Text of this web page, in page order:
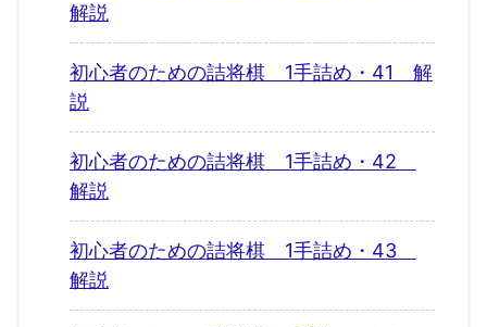
解説
初心者のための詰将棋 1手詰め・41 解
説
初心者のための詰将棋 1手詰め・42
解説
初心者のための詰将棋 1手詰め・43
解説